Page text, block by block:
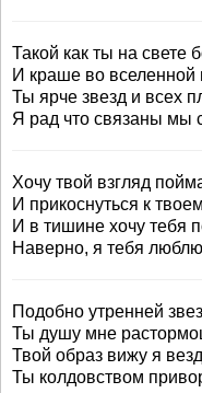
Такой как ты на свете
И краше во вселенной
Ты ярче звезд и всех
Я рад что связаны мы
Хочу твой взгляд
И прикоснуться к
И в тишине хочу тебя
Наверно, я тебя
Подобно утренней
Ты душу мне
Твой образ вижу я
Ты колдовством